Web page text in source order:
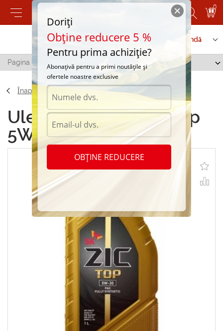
0
Contactați-ne Serviciu de comandă
Pagina principală
Înapoi
Uleiuri sintetice Zic Top
5W-30 1L
Doriți
Obține reducere 5 %
Pentru prima achiziție?
Abonațivă pentru a primi noutățile și
ofertele noastre exclusive
OBȚINE REDUCERE